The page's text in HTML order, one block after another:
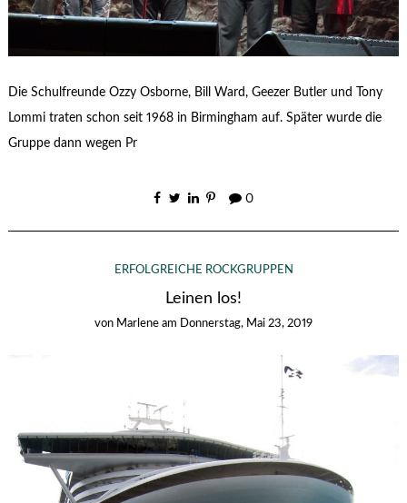
Die Schulfreunde Ozzy Osborne, Bill Ward, Geezer Butler und Tony
Lommi traten schon seit 1968 in Birmingham auf. Später wurde die
Gruppe dann wegen Pr
0
ERFOLGREICHE ROCKGRUPPEN
Leinen los!
von Marlene am Donnerstag, Mai 23, 2019